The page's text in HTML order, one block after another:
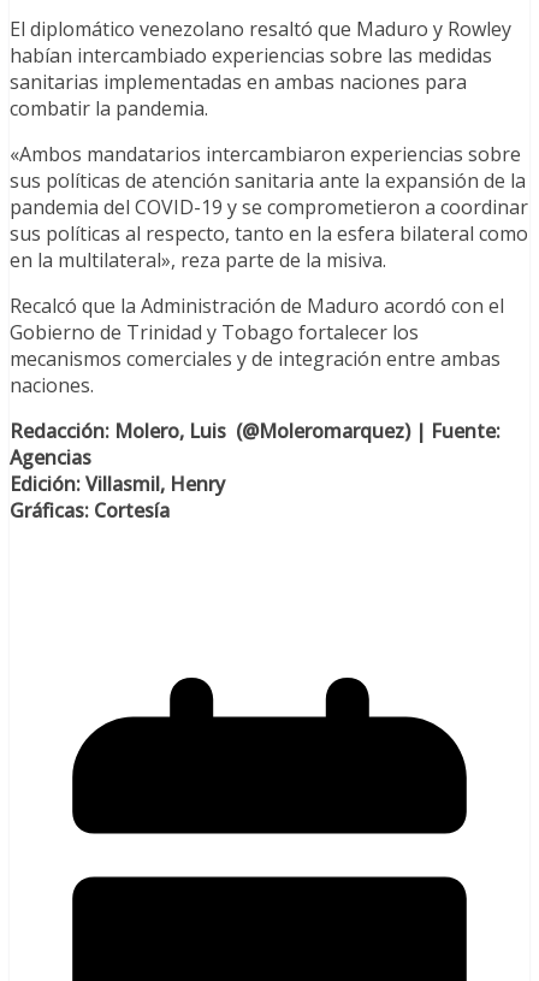
El diplomático venezolano resaltó que Maduro y Rowley
habían intercambiado experiencias sobre las medidas
sanitarias implementadas en ambas naciones para
combatir la pandemia.
«Ambos mandatarios intercambiaron experiencias sobre
sus políticas de atención sanitaria ante la expansión de la
pandemia del COVID-19 y se comprometieron a coordinar
sus políticas al respecto, tanto en la esfera bilateral como
en la multilateral», reza parte de la misiva.
Recalcó que la Administración de Maduro acordó con el
Gobierno de Trinidad y Tobago fortalecer los
mecanismos comerciales y de integración entre ambas
naciones.
Redacción: Molero, Luis (@Moleromarquez) | Fuente:
Agencias
Edición: Villasmil, Henry
Gráficas: Cortesía